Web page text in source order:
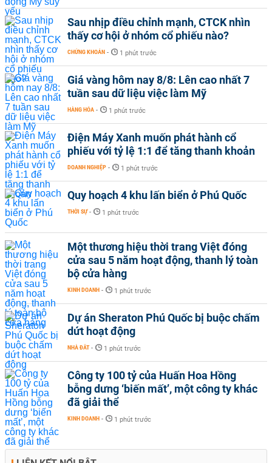
Sau nhịp điều chỉnh mạnh, CTCK nhìn
thấy cơ hội ở nhóm cổ phiếu nào?
CHỨNG KHOÁN - 1 phút trước
Giá vàng hôm nay 8/8: Lên cao nhất 7
tuần sau dữ liệu việc làm Mỹ
HÀNG HÓA - 1 phút trước
Điện Máy Xanh muốn phát hành cổ
phiếu với tỷ lệ 1:1 để tăng thanh khoản
DOANH NGHIỆP - 1 phút trước
Quy hoạch 4 khu lấn biển ở Phú Quốc
THỜI SỰ - 1 phút trước
Một thương hiệu thời trang Việt đóng
cửa sau 5 năm hoạt động, thanh lý toàn
bộ cửa hàng
KINH DOANH - 1 phút trước
Dự án Sheraton Phú Quốc bị buộc chấm
dứt hoạt động
NHÀ ĐẤT - 1 phút trước
Công ty 100 tỷ của Huấn Hoa Hồng
bỗng dưng ‘biến mất’, một công ty khác
đã giải thể
KINH DOANH - 1 phút trước